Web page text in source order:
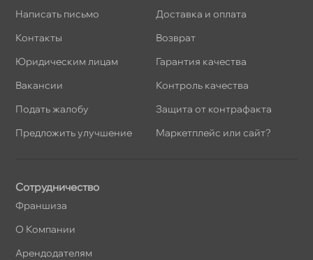
Написать письмо
Контакты
Юридическим лицам
акансии
Подать жалобу
Предложить улучшение
Доставка и оплата
озврат
Гарантия качества
Контроль качества
Защита от контрафакта
Маркетплейс или сайт?
Сотрудничество
Франшиза
О Компании
Арендодателям